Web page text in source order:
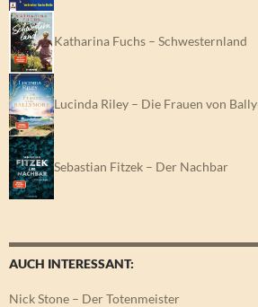
Katharina Fuchs – Schwesternland
Lucinda Riley – Die Frauen von
Sebastian Fitzek – Der Nachbar
AUCH INTERESSANT:
Nick Stone – Der Totenmeister